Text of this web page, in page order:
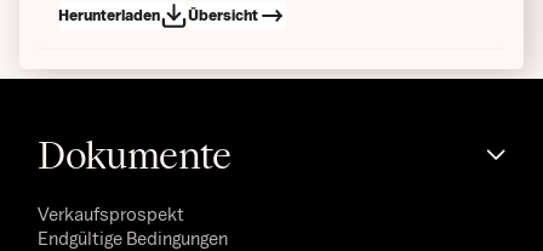
Herunterladen Übersicht
Dokumente
Verkaufsprospekt
Endgültige Bedingungen